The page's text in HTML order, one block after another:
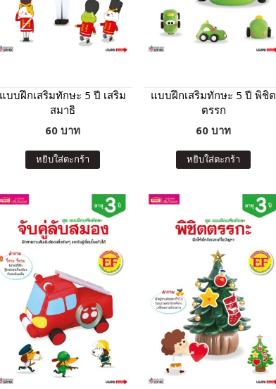
แบบฝึกเสริมทักษะ 5 ปี เสริม
สมาธิ
60 บาท
หยิบใส่ตะกร้า
แบบฝึกเสริมทักษะ 5 ปี พิชิต
ตรรก
60 บาท
หยิบใส่ตะกร้า